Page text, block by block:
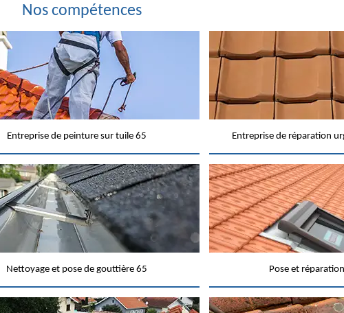
Nos compétences
Entreprise de peinture sur tuile 65 Entreprise de réparation
Nettoyage et pose de gouttière 65 Pose et